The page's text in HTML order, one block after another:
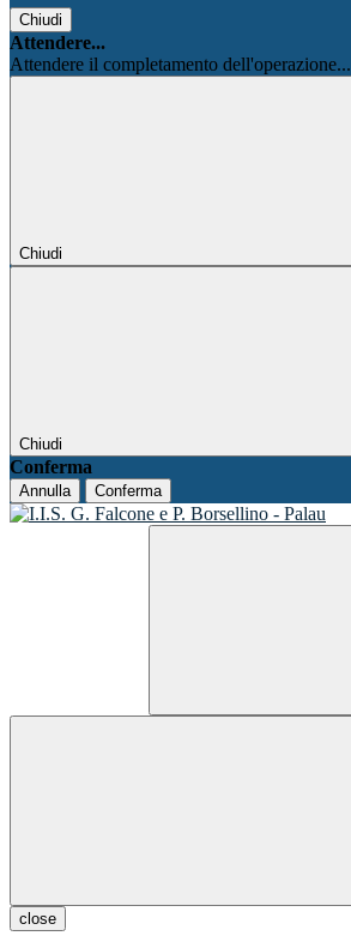
Chiudi
Attendere...
Attendere il completamento dell'operazione...
Chiudi
Chiudi
Conferma
Annulla Conferma
close